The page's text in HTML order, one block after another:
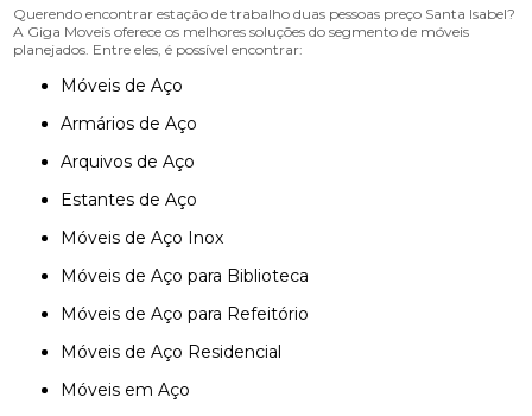
Querendo encontrar estação de trabalho duas pessoas preço Santa Isabel?
A Giga Moveis oferece os melhores soluções do segmento de móveis
planejados. Entre eles, é possível encontrar:
Móveis de Aço
Armários de Aço
Arquivos de Aço
Estantes de Aço
Móveis de Aço Inox
Móveis de Aço para Biblioteca
Móveis de Aço para Refeitório
Móveis de Aço Residencial
Móveis em Aço